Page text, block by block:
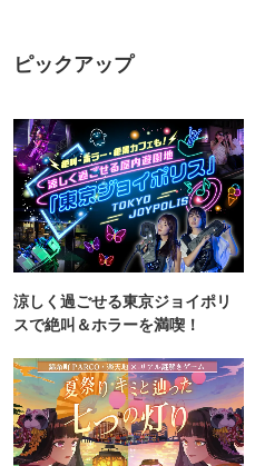
ピックアップ
涼しく過ごせる東京ジョイポリ
スで絶叫＆ホラーを満喫！